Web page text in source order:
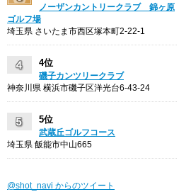
ノーザンカントリークラブ 錦ヶ原
ゴルフ場
埼玉県 さいたま市西区塚本町2-22-1
4位
磯子カンツリークラブ
神奈川県 横浜市磯子区洋光台6-43-24
5位
武蔵丘ゴルフコース
埼玉県 飯能市中山665
@shot_navi からのツイート